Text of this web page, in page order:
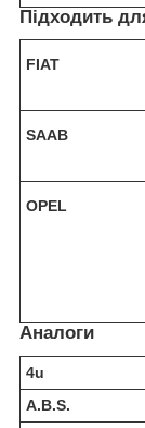
Підходить
FIAT
SAAB
OPEL
Аналоги
4u
A.B.S.